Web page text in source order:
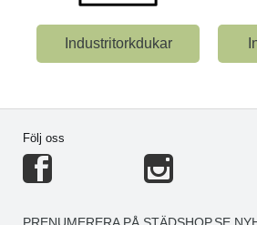
Industritorkdukar
Följ oss